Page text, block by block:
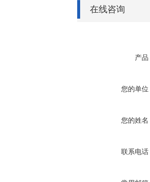
在线咨询
产品
您的单位
您的姓名
联系电话